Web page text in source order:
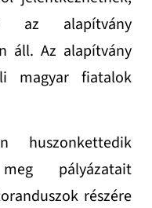
az alapítvány
áll. Az alapítvány
magyar fiatalok
huszonkettedik
pályázatait
részére